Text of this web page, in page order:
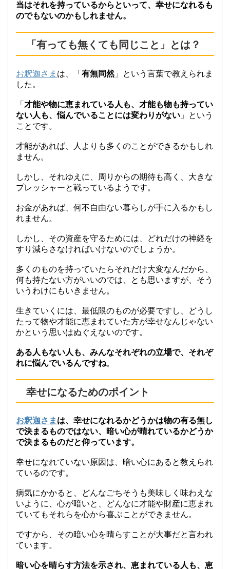
当はそれを持っているからといって、幸せになれるも
のでもないのかもしれません。
「有っても無くても同じこと」とは？
お釈迦さま は、「有無同然」という言葉で教えられま
した。
「 才能や物に恵まれている人も、才能も物も持ってい
ない人も、悩んでいることには変わりがない 」という
ことです。
才能があれば、人よりも多くのことができるかもしれ
ません。
しかし、それゆえに、周りからの期待も高く、大きな
プレッシャーと戦っているようです。
お金があれば、何不自由ない暮らしが手に入るかもし
れません。
しかし、その資産を守るためには、どれだけの神経を
すり減らさなければいけないのでしょうか。
多くのものを持っていたらそれだけ大変なんだから、
何も持たない方がいいのでは、とも思いますが、そう
いうわけにもいきません。
生きていくには、最低限のものが必要ですし、どうし
たって物や才能に恵まれていた方が幸せなんじゃない
かという思いはぬぐえないのです。
ある人もない人も、みんなそれぞれの立場で、それぞ
れに悩んでいるんですね。
幸せになるためのポイント
お釈迦さま は、幸せになれるかどうかは物の有る無し
で決まるものではない、暗い心が晴れているかどうか
で決まるものだと仰っています。
幸せになれていない原因は、暗い心にあると教えられ
ているのです。
病気にかかると、どんなごちそうも美味しく味わえな
いように、心が暗いと、どんなに才能や財産に恵まれ
ていてもそれらを心から喜ぶことができません。
ですから、その暗い心を晴らすことが大事だと言われ
ています。
暗い心を晴らす方法を示され、恵まれている人も、恵